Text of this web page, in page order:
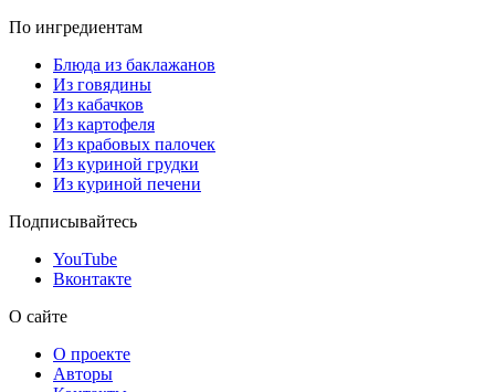
По ингредиентам
Блюда из баклажанов
Из говядины
Из кабачков
Из картофеля
Из крабовых палочек
Из куриной грудки
Из куриной печени
Подписывайтесь
YouTube
Вконтакте
О сайте
О проекте
Авторы